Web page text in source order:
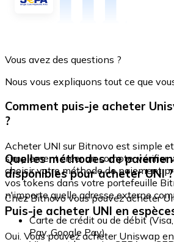
Vous avez des questions ?
Nous vous expliquons tout ce que
Comment puis-je acheter
?
Acheter UNI sur Bitnovo est simple
simplement créer un compte, vérifier
choisir votre méthode de paiement
vos tokens dans votre portefeuille
n'importe quelle adresse externe
Quelles méthodes de
disponibles pour acheter UNI ?
Chez Bitnovo vous pouvez acheter
Carte de crédit ou de débit
Pay, Google Pay)
Puis-je acheter UNI en
Oui. Vous pouvez acheter Uniswap